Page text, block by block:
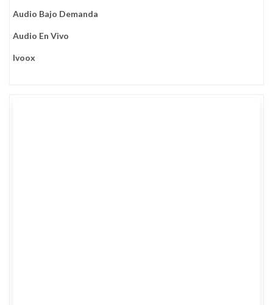
Audio Bajo Demanda
Audio En Vivo
Ivoox